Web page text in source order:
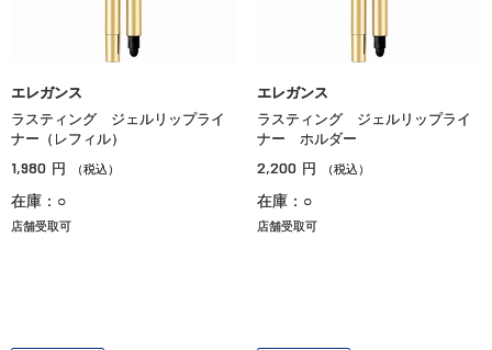
エレガンス
ラスティング ジェルリップライ
ナー（レフィル）
1,980 円 （税込）
在庫：○
店舗受取可
エレガンス
ラスティング ジェルリップライ
ナー ホルダー
2,200 円 （税込）
在庫：○
店舗受取可